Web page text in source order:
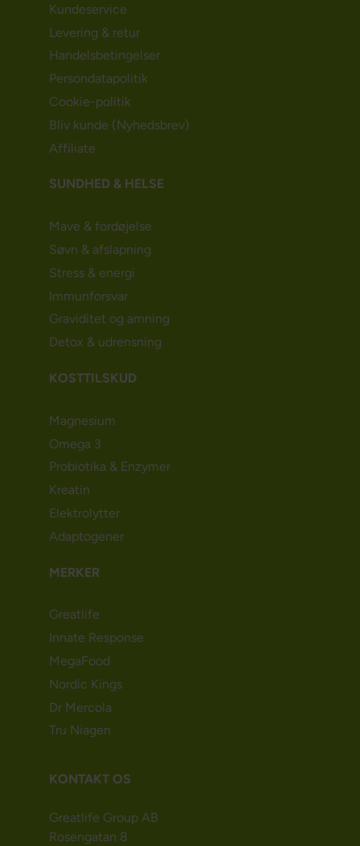
Kundeservice
Levering & retur
Handelsbetingelser
Persondatapolitik
Cookie-politik
Bliv kunde (Nyhedsbrev)
Affiliate
SUNDHED & HELSE
Mave & fordøjelse
Søvn & afslapning
Stress & energi
Immunforsvar
Graviditet og amning
Detox & udrensning
KOSTTILSKUD
Magnesium
Omega 3
Probiotika & Enzymer
Kreatin
Elektrolytter
Adaptogener
MERKER
Greatlife
Innate Response
MegaFood
Nordic Kings
Dr Mercola
Tru Niagen
KONTAKT OS
Greatlife Group AB
Rosengatan 8